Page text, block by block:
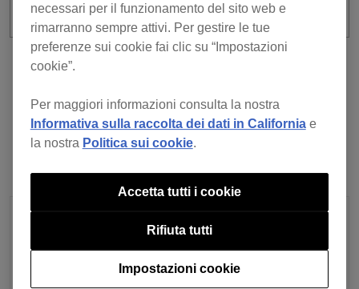
prossimo
necessari per il funzionamento del sito web e
rimarranno sempre attivi. Per gestire le tue
preferenze sui cookie fai clic su “Impostazioni
cookie”.
Per maggiori informazioni consulta la nostra
Informativa sulla raccolta dei dati in Californiae
la nostra Politica sui cookie.
Impostazioni cookie
Rifiuta tutti
Accetta tutti i cookie